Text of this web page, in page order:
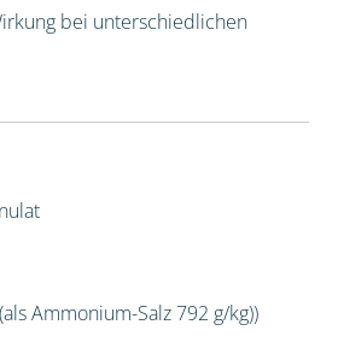
bei unterschiedlichen
Ammonium-Salz 792 g/kg))